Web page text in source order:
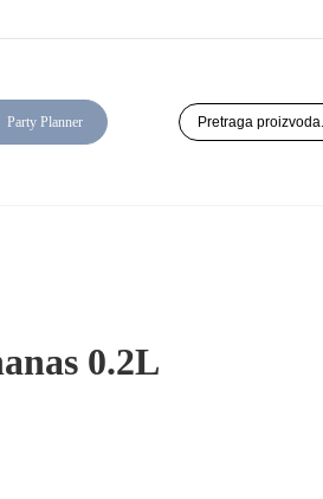
Party Planner
0.2L